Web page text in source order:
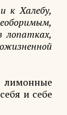
к Халебу,
лопатках,
лимонные
и себе